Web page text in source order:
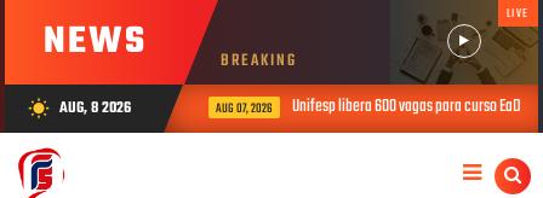
NEWS BREAKING
LIVE
wb_sunny AUG, 8 2026 AUG 07, 2026 Unifesp libera 600 vagas para curso EaD